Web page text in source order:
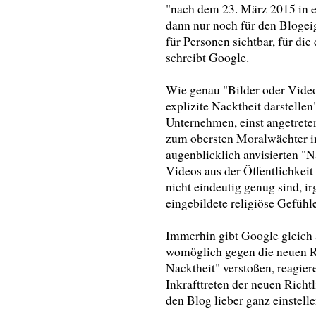
"nach dem 23. März 2015 in
dann nur noch für den
für Personen sichtbar, für
schreibt Google.
Wie genau "Bilder oder
explizite Nacktheit
Unternehmen, einst
zum obersten Moralwächter
augenblicklich anvisierten
Videos aus der
nicht eindeutig genug sind,
eingebildete religiöse
Immerhin gibt Google gleich
womöglich gegen die neuen
Nacktheit" verstoßen,
Inkrafttreten der neuen
den Blog lieber ganz